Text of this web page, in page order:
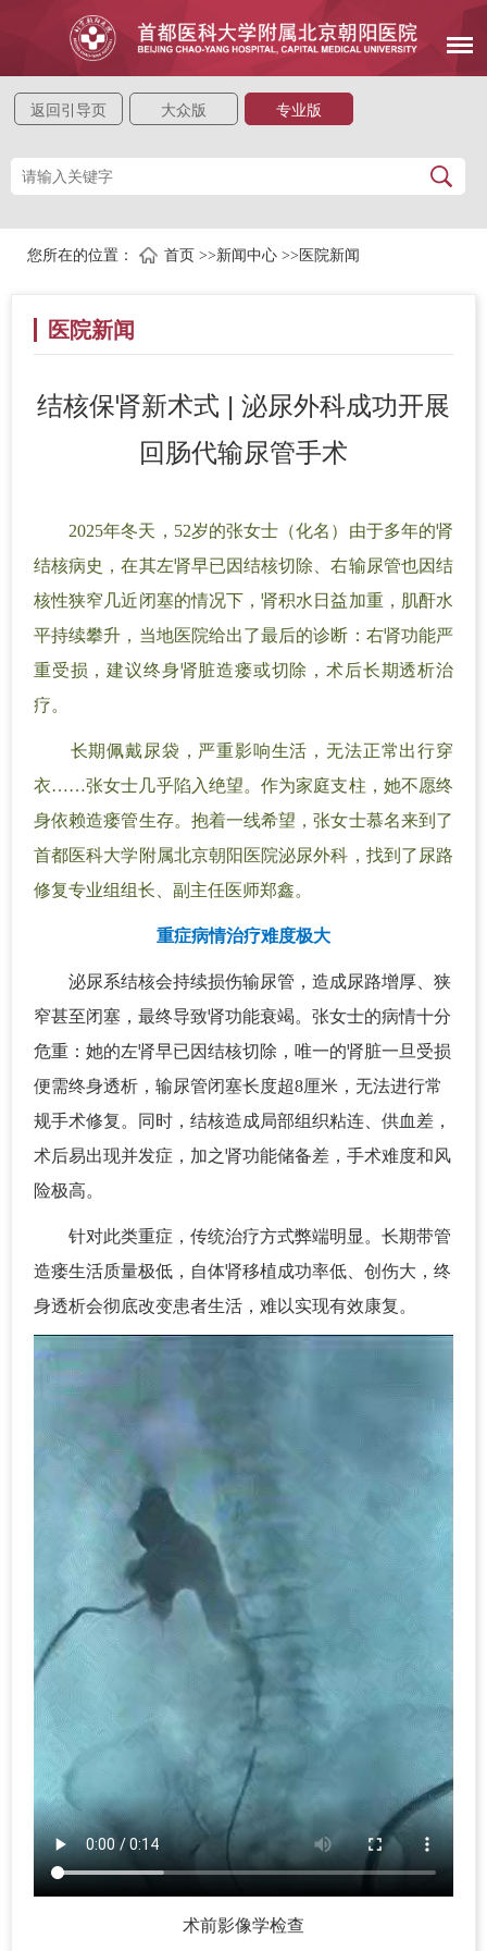
返回引导页 大众版 专业版
您所在的位置： 首页 >>新闻中心 >> 医院新闻
医院新闻
结核保肾新术式 | 泌尿外科成功开展
回肠代输尿管手术
2025年冬天，52岁的张女士（化名）由于多年的肾
结核病史，在其左肾早已因结核切除、右输尿管也因结
核性狭窄几近闭塞的情况下，肾积水日益加重，肌酐水
平持续攀升，当地医院给出了最后的诊断：右肾功能严
重受损，建议终身肾脏造瘘或切除，术后长期透析治
疗。
长期佩戴尿袋，严重影响生活，无法正常出行穿
衣……张女士几乎陷入绝望。作为家庭支柱，她不愿终
身依赖造瘘管生存。抱着一线希望，张女士慕名来到了
首都医科大学附属北京朝阳医院泌尿外科，找到了尿路
修复专业组组长、副主任医师郑鑫。
重症病情治疗难度极大
泌尿系结核会持续损伤输尿管，造成尿路增厚、狭
窄甚至闭塞，最终导致肾功能衰竭。张女士的病情十分
危重：她的左肾早已因结核切除，唯一的肾脏一旦受损
便需终身透析，输尿管闭塞长度超8厘米，无法进行常
规手术修复。同时，结核造成局部组织粘连、供血差，
术后易出现并发症，加之肾功能储备差，手术难度和风
险极高。
针对此类重症，传统治疗方式弊端明显。长期带管
造瘘生活质量极低，自体肾移植成功率低、创伤大，终
身透析会彻底改变患者生活，难以实现有效康复。
术前影像学检查